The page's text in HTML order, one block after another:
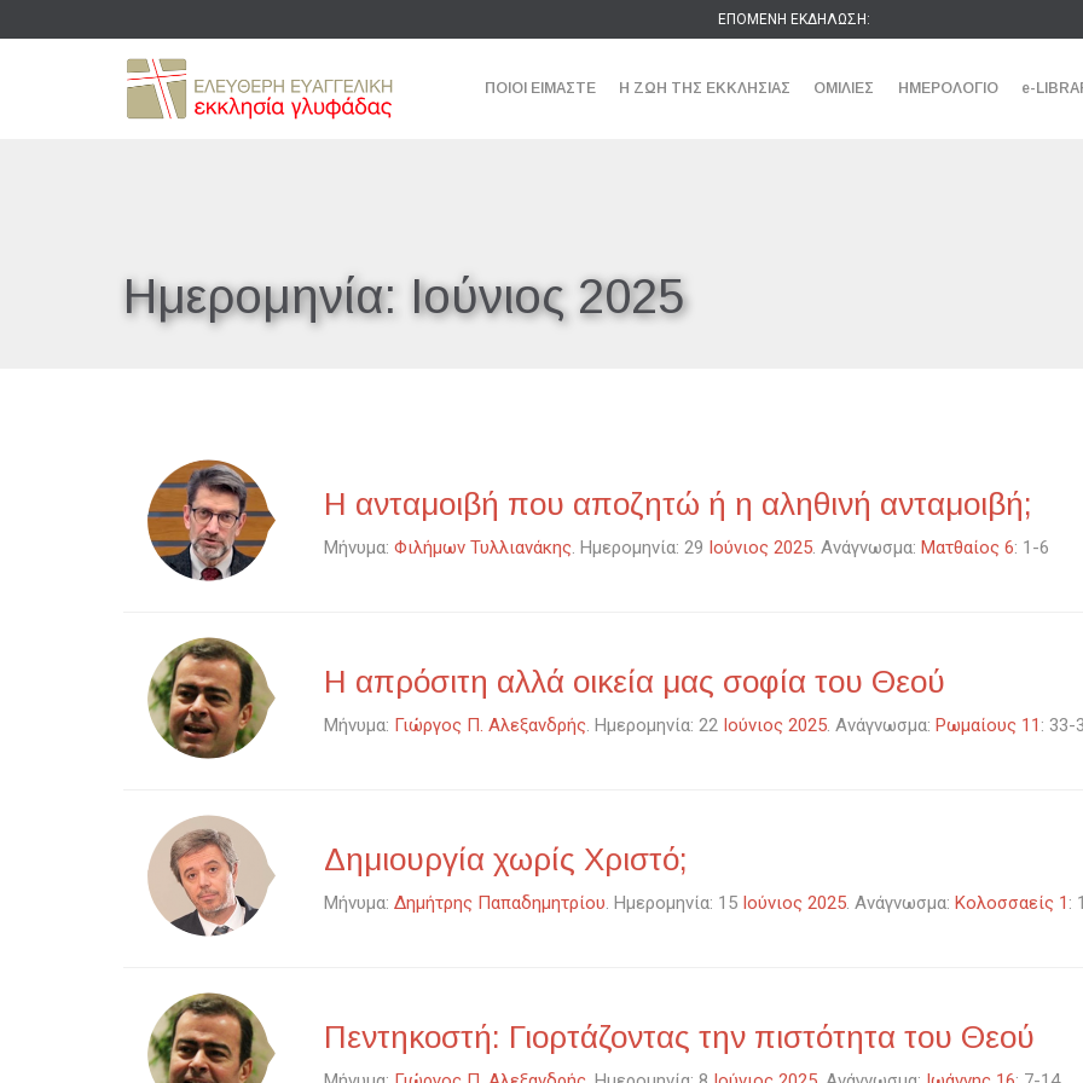
ΕΠΟΜΕΝΗ ΕΚΔΗΛΩΣΗ:
ΠΟΙΟΙ ΕΙΜΑΣΤΕ Η ΖΩΗ ΤΗΣ ΕΚΚΛΗΣΙΑΣ ΟΜΙΛΙΕΣ ΗΜΕΡΟΛΟΓΙΟ e-
Ημερομηνία: Ιούνιος 2025
Η ανταμοιβή που αποζητώ ή η αληθινή ανταμοιβή;
Μήνυμα: Φιλήμων Τυλλιανάκης. Ημερομηνία: 29 Ιούνιος 2025. Ανάγνωσμα: Ματθαίος 6: 1-6
Η απρόσιτη αλλά οικεία μας σοφία του Θεού
Μήνυμα: Γιώργος Π. Αλεξανδρής. Ημερομηνία: 22 Ιούνιος 2025. Ανάγνωσμα: Ρωμαίους 11 : 33-
Δημιουργία χωρίς Χριστό;
Μήνυμα: Δημήτρης Παπαδημητρίου. Ημερομηνία: 15 Ιούνιος 2025. Ανάγνωσμα: Κολοσσαείς 1 :
Πεντηκοστή: Γιορτάζοντας την πιστότητα του Θεού